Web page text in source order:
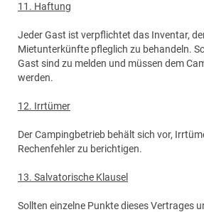
11. Haftung
Jeder Gast ist verpflichtet das Inventar,
Mietunterkünfte pfleglich zu behandeln.
Gast sind zu melden und müssen dem
werden.
12. Irrtümer
Der Campingbetrieb behält sich vor,
Rechenfehler zu berichtigen.
13. Salvatorische Klausel
Sollten einzelne Punkte dieses Vertrages